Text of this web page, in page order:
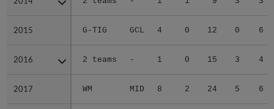
2015 G-TIG GCL 4 0 12 0 6
2016 2 teams - 1 0 15 3 4
2017 WM MID 8 2 24 5 6
2015
2016
2017